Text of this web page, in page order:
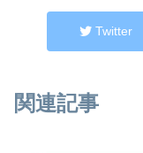
Twitter
関連記事